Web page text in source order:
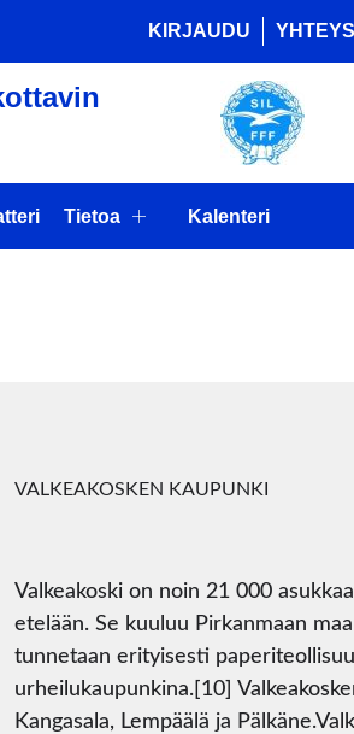
KIRJAUDU
Tietoa Kalenteri
VALKEAKOSKEN KAUPUNKI
Valkeakoski on noin 21 000
etelään. Se kuuluu Pirkanmaan
tunnetaan erityisesti
urheilukaupunkina.[10]
Kangasala, Lempäälä ja